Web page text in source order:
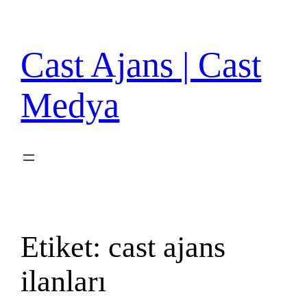
Cast Ajans | Cast
Medya
Etiket: cast ajans
ilanları